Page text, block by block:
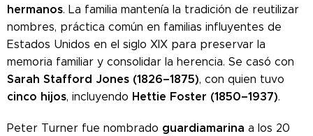
hermanos. La familia mantenía la tradición de reutilizar
nombres, práctica común en familias influyentes de
Estados Unidos en el siglo XIX para preservar la
memoria familiar y consolidar la herencia. Se casó con
Sarah Stafford Jones (1826–1875), con quien tuvo
cinco hijos, incluyendo Hettie Foster (1850–1937).
Peter Turner fue nombrado guardiamarina a los 20